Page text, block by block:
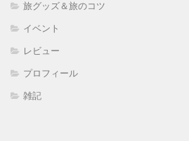
旅グッズ＆旅のコツ
イベント
レビュー
プロフィール
雑記